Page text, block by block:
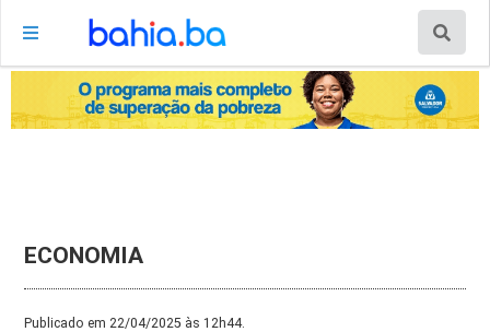
ECONOMIA
Publicado em 22/04/2025 às 12h44.